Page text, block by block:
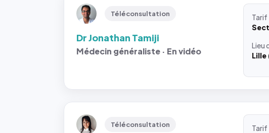
Téléconsultation
Dr Jonathan Tamiji
Médecin généraliste · En vidéo
Tarif
Lieu
Lille
Téléconsultation
Tarif